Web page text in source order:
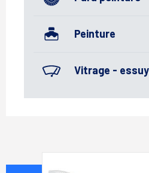
Peinture
Vitrage -